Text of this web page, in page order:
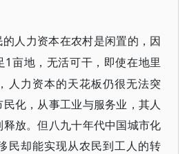
的人力资本在农村是闲置的，因
1亩地，无活可干，即使在地里
人力资本的天花板仍很无法突
化，从事工业与服务业，其人
放。但八九十年代中国城市化
民却能实现从农民到工人的转